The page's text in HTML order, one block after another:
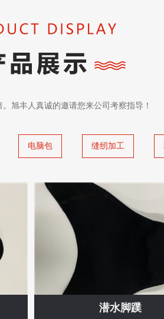
旭丰人真诚的邀请您来公司考察指导！
电脑包 缝纫加工
潜水脚蹼